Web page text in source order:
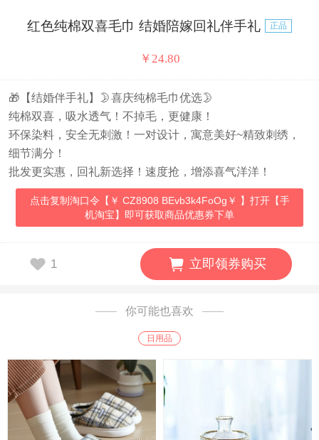
红色纯棉双喜毛巾 结婚陪嫁回礼伴手礼 正品
￥ 24.80
🎁【结婚伴手礼】🌛喜庆纯棉毛巾优选🌛
纯棉双喜，吸水透气！不掉毛，更健康！
环保染料，安全无刺激！一对设计，寓意美好~精致刺绣，
细节满分！
批发更实惠，回礼新选择！速度抢，增添喜气洋洋！
点击复制淘口令【￥ CZ8908 BEvb3k4FoOg￥ 】打开【手
机淘宝】即可获取商品优惠券下单
1 立即领券购买
你可能也喜欢
日用品